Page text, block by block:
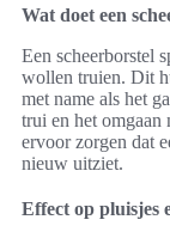
Wat doet een
Een scheerborstel
wollen truien. Dit
met name als het
trui en het omgaan
ervoor zorgen dat
nieuw uitziet.
Effect op pluisjes